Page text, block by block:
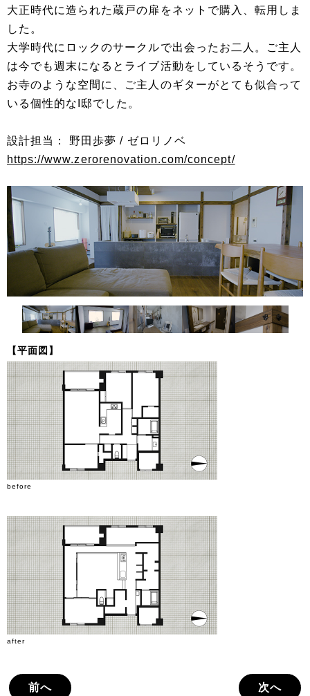
大正時代に造られた蔵戸の扉をネットで購入、転用しま
した。
大学時代にロックのサークルで出会ったお二人。ご主人
は今でも週末になるとライブ活動をしているそうです。
お寺のような空間に、ご主人のギターがとても似合って
いる個性的なI邸でした。
設計担当： 野田歩夢 / ゼロリノベ
https://www.zerorenovation.com/concept/
【平面図】
before
after
前へ 次へ